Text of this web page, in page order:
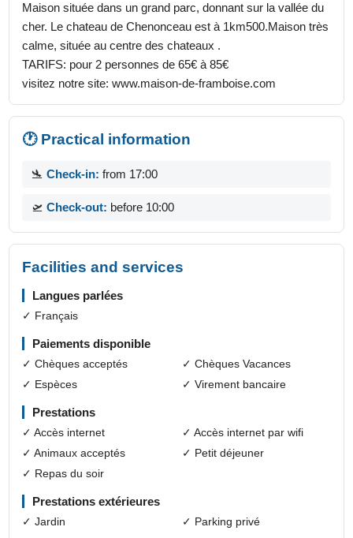
Maison située dans un grand parc, donnant sur la vallée du
cher. Le chateau de Chenonceau est à 1km500.Maison très
calme, située au centre des chateaux .
TARIFS: pour 2 personnes de 65€ à 85€
visitez notre site: www.maison-de-framboise.com
🕐 Practical information
🛬Check-in: from 17:00
🛫Check-out: before 10:00
Facilities and services
Langues parlées
✓ Français
Paiements disponible
✓ Chèques acceptés
✓ Chèques Vacances
✓ Espèces
✓ Virement bancaire
Prestations
✓ Accès internet
✓ Accès internet par wifi
✓ Animaux acceptés
✓ Petit déjeuner
✓ Repas du soir
Prestations extérieures
✓ Jardin
✓ Parking privé